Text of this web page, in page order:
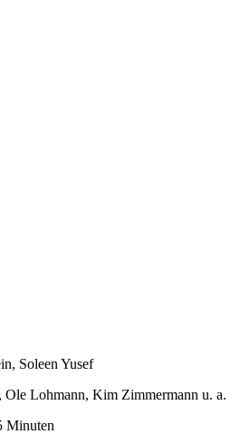
Soleen Yusef
Ole Lohmann, Kim Zimmermann u. a.
Minuten